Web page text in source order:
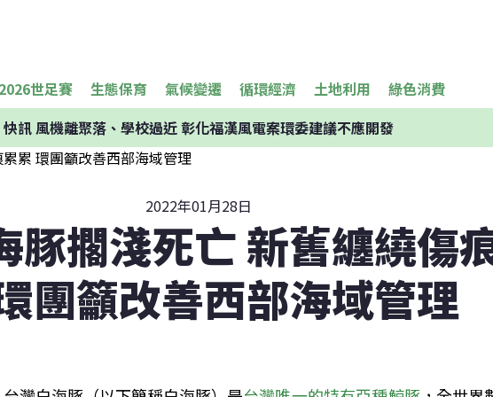
世足賽 生態保育 氣候變遷 循環經濟 土地利用 綠色消費
快訊風機離聚落、學校過近 彰化福漢風電案環委建議不應開發
2022年01月28日
豚擱淺死亡 新舊纏繞傷
團籲改善西部海域管理